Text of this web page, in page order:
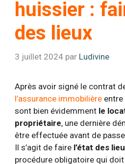
huissier :
des lieux
3 juillet 2024 par Ludivine
Après avoir signé le contrat
l’assurance immobilière entre
sont bien évidemment le
propriétaire, une dernière
être effectuée avant de
Il s’agit de faire l’état des
procédure obligatoire qui